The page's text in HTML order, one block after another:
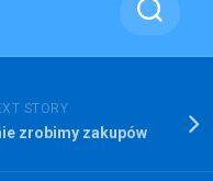
STORY
zrobimy zakupów